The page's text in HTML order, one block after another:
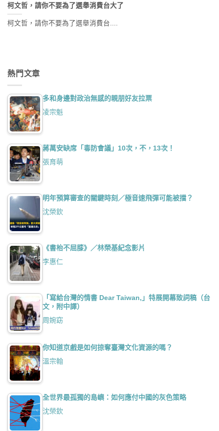
柯文哲，請你不要為了選舉消費台大了
柯文哲，請你不要為了選舉消費台....
熱門文章
多和身邊對政治無感的親朋好友拉票
凌宗魁
蔣萬安缺席「毒防會議」10次，不，13次！
張育萌
明年預算審查的關鍵時刻／極音速飛彈可能被擋？
沈榮欽
《書枱不屈膝》／林榮基紀念影片
李惠仁
「寫給台灣的情書 Dear Taiwan,」特展開幕致詞稿（台
文，附中譯）
周婉窈
你知道京戲是如何掠奪臺灣文化資源的嗎？
溫宗翰
全世界最孤獨的島嶼：如何應付中國的灰色策略
沈榮欽